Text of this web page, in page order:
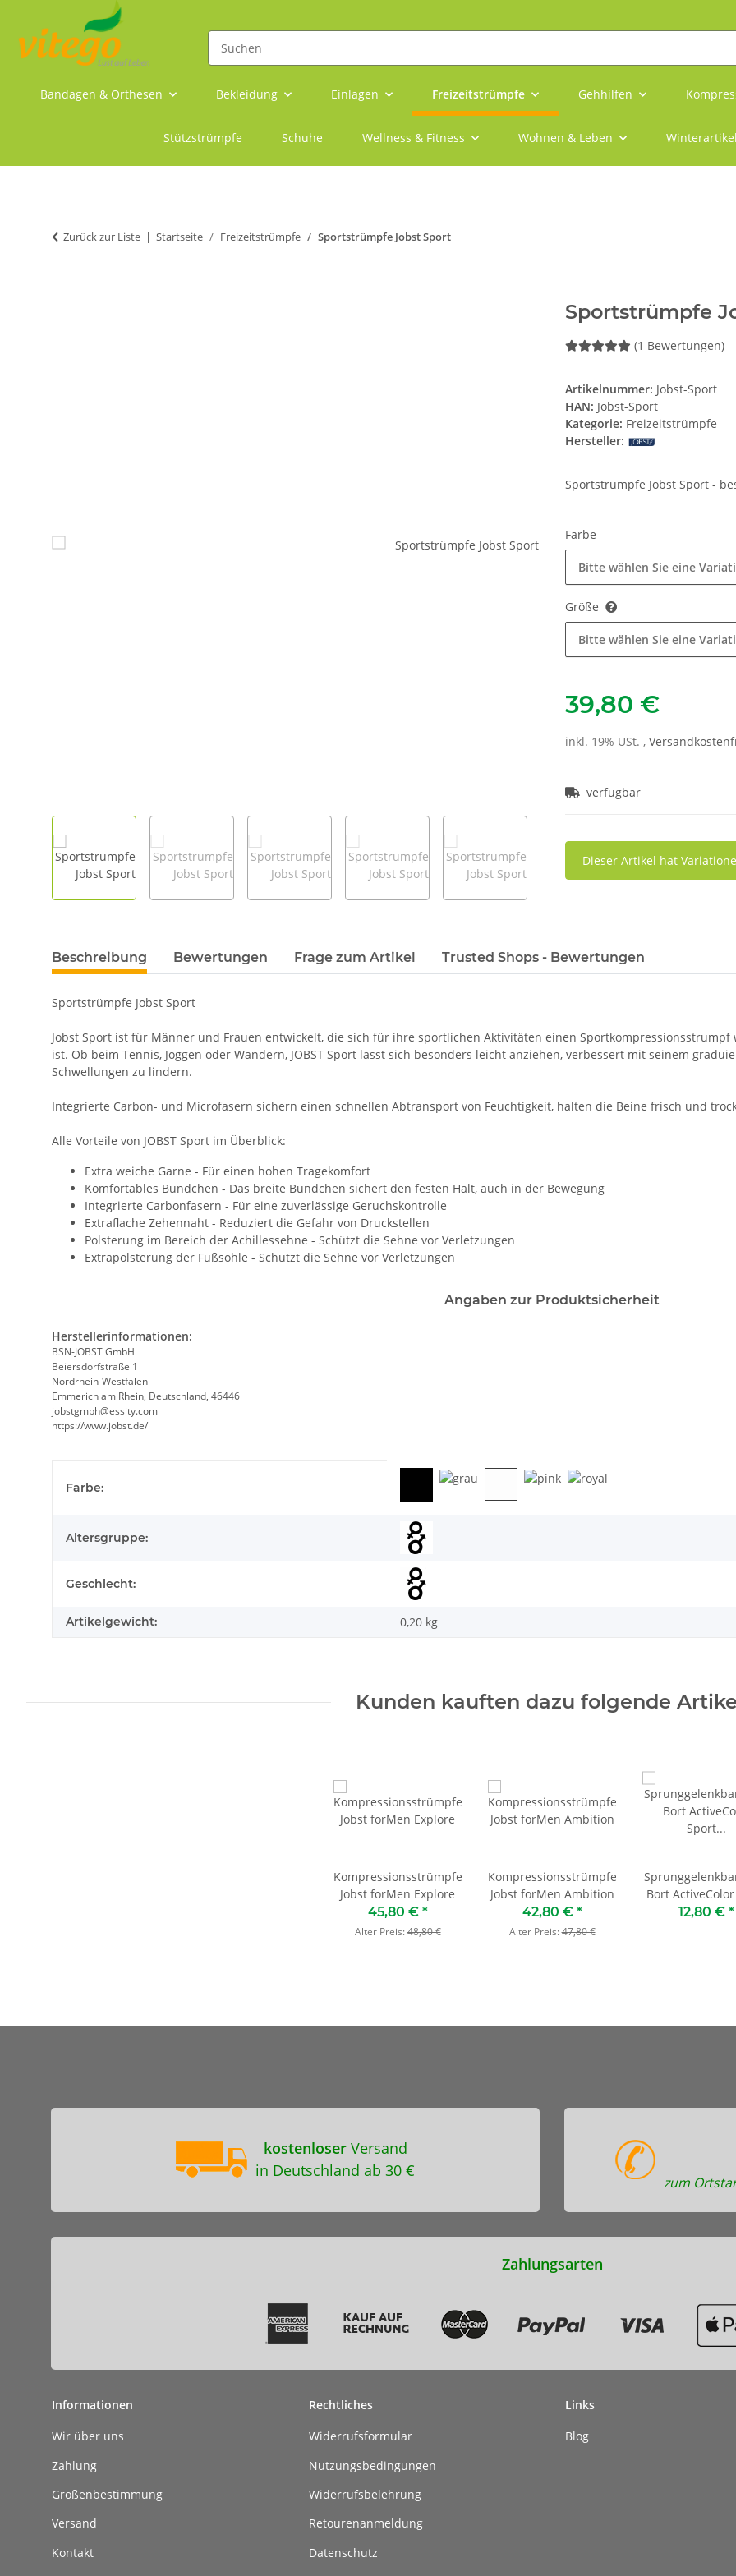
Bandagen & Orthesen Bekleidung Einlagen Freizeitstrümpfe Gehhilfen
Stützstrümpfe Schuhe Wellness & Fitness Wohnen & Leben
Zurück zur Liste Startseite Freizeitstrümpfe Sportstrümpfe Jobst Sport
Sportstrümpfe
(1 Bewertungen)
Artikelnummer: Jobst-Sport
HAN: Jobst-Sport
Kategorie: Freizeitstrümpfe
Hersteller:
Sportstrümpfe Jobst Sport -
Farbe
Bitte wählen Sie eine
Größe
Bitte wählen Sie eine
39,80 €
inkl. 19% USt. ,
verfügbar
x
Dieser Artikel hat
Beschreibung Bewertungen Frage zum Artikel Trusted Shops - Bewertungen
Sportstrümpfe Jobst Sport
Jobst Sport ist für Männer und Frauen entwickelt, die sich für ihre sportlichen Aktivitäten einen
ist. Ob beim Tennis, Joggen oder Wandern, JOBST Sport lässt sich besonders leicht anziehen, verbessert mit seinem
Schwellungen zu lindern.
Integrierte Carbon- und Microfasern sichern einen schnellen Abtransport von Feuchtigkeit, halten die Beine frisch und
Alle Vorteile von JOBST Sport im Überblick:
Extra weiche Garne - Für einen hohen Tragekomfort
Komfortables Bündchen - Das breite Bündchen sichert den festen Halt, auch in der Bewegung
Integrierte Carbonfasern - Für eine zuverlässige Geruchskontrolle
Extraflache Zehennaht - Reduziert die Gefahr von Druckstellen
Polsterung im Bereich der Achillessehne - Schützt die Sehne vor Verletzungen
Extrapolsterung der Fußsohle - Schützt die Sehne vor Verletzungen
Angaben zur Produktsicherheit
Herstellerinformationen:
BSN-JOBST GmbH
Beiersdorfstraße 1
Nordrhein-Westfalen
Emmerich am Rhein, Deutschland, 46446
jobstgmbh@essity.com
https://www.jobst.de/
Farbe:
Altersgruppe:
Geschlecht:
Artikelgewicht: 0,20 kg
Kunden kauften dazu folgende
Kompressionsstrümpfe
Jobst forMen Explore
45,80 € *
Alter Preis:48,80 €
Kompressionsstrümpfe
Jobst forMen Ambition
42,80 € *
Alter Preis:47,80 €
Bort
12,80 € *
kostenloserVersand
in Deutschland ab 30 €
zum
Zahlungsarten
Informationen
Wir über uns
Zahlung
Größenbestimmung
Versand
Kontakt
Rechtliches
Widerrufsformular
Nutzungsbedingungen
Widerrufsbelehrung
Retourenanmeldung
Datenschutz
Links
Blog